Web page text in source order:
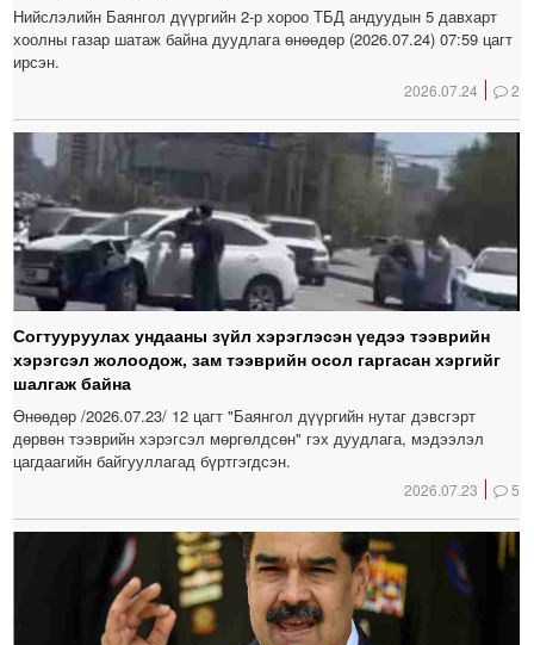
Нийслэлийн Баянгол дүүргийн 2-р хороо ТБД андуудын 5 давхарт
хоолны газар шатаж байна дуудлага өнөөдөр (2026.07.24) 07:59 цагт
ирсэн.
2026.07.24 2
Согтууруулах ундааны зүйл хэрэглэсэн үедээ тээврийн
хэрэгсэл жолоодож, зам тээврийн осол гаргасан хэргийг
шалгаж байна
Өнөөдөр /2026.07.23/ 12 цагт "Баянгол дүүргийн нутаг дэвсгэрт
дөрвөн тээврийн хэрэгсэл мөргөлдсөн" гэх дуудлага, мэдээлэл
цагдаагийн байгууллагад бүртгэгдсэн.
2026.07.23 5